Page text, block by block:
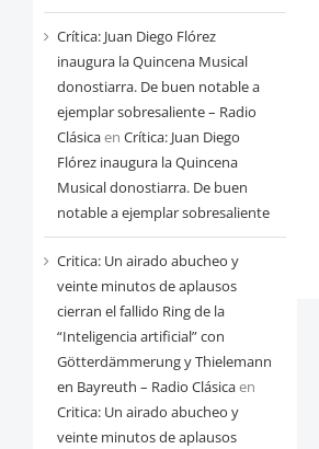
Crítica: Juan Diego Flórez
inaugura la Quincena Musical
donostiarra. De buen notable a
ejemplar sobresaliente – Radio
Clásicaen Crítica: Juan Diego
Flórez inaugura la Quincena
Musical donostiarra. De buen
notable a ejemplar sobresaliente
Critica: Un airado abucheo y
veinte minutos de aplausos
cierran el fallido Ring de la
“Inteligencia artificial” con
Götterdämmerung y Thielemann
en Bayreuth – Radio Clásicaen
Critica: Un airado abucheo y
veinte minutos de aplausos